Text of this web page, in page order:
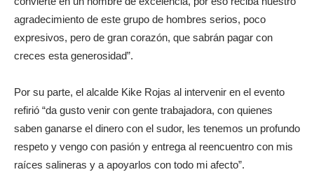
agradecimiento de este grupo de hombres serios, poco
expresivos, pero de gran corazón, que sabrán pagar con
creces esta generosidad”.
Por su parte, el alcalde Kike Rojas al intervenir en el evento
refirió “da gusto venir con gente trabajadora, con quienes
saben ganarse el dinero con el sudor, les tenemos un profundo
respeto y vengo con pasión y entrega al reencuentro con mis
raíces salineras y a apoyarlos con todo mi afecto”.